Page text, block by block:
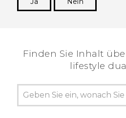
Finden Sie Inhalt
lifestyle